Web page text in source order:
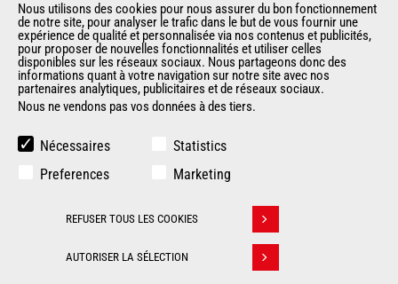
Evénements
Actualités
Historique
AUTRES SITES DU GROUPE
Manitou Group
Used Manitou Machines
Gehl
Nous utilisons des cookies pour nous assurer du bon fonctionnement
de notre site, pour analyser le trafic dans le but de vous fournir une
expérience de qualité et personnalisée via nos contenus et publicités,
pour proposer de nouvelles fonctionnalités et utiliser celles
disponibles sur les réseaux sociaux. Nous partageons donc des
informations quant à votre navigation sur notre site avec nos
partenaires analytiques, publicitaires et de réseaux sociaux.
Nous ne vendons pas vos données à des tiers.
Nécessaires
Statistics
Preferences
Marketing
REFUSER TOUS LES COOKIES
AUTORISER LA SÉLECTION